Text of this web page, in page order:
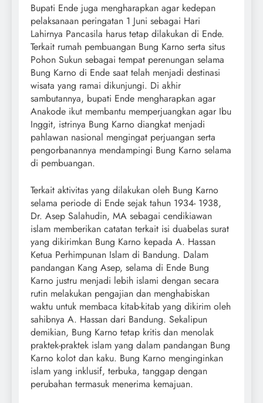
Bupati Ende juga mengharapkan agar kedepan
pelaksanaan peringatan 1 Juni sebagai Hari
Lahirnya Pancasila harus tetap dilakukan di Ende.
Terkait rumah pembuangan Bung Karno serta situs
Pohon Sukun sebagai tempat perenungan selama
Bung Karno di Ende saat telah menjadi destinasi
wisata yang ramai dikunjungi. Di akhir
sambutannya, bupati Ende mengharapkan agar
Anakode ikut membantu memperjuangkan agar Ibu
Inggit, istrinya Bung Karno diangkat menjadi
pahlawan nasional mengingat perjuangan serta
pengorbanannya mendampingi Bung Karno selama
di pembuangan.
Terkait aktivitas yang dilakukan oleh Bung Karno
selama periode di Ende sejak tahun 1934- 1938,
Dr. Asep Salahudin, MA sebagai cendikiawan
islam memberikan catatan terkait isi duabelas surat
yang dikirimkan Bung Karno kepada A. Hassan
Ketua Perhimpunan Islam di Bandung. Dalam
pandangan Kang Asep, selama di Ende Bung
Karno justru menjadi lebih islami dengan secara
rutin melakukan pengajian dan menghabiskan
waktu untuk membaca kitab-kitab yang dikirim oleh
sahibnya A. Hassan dari Bandung. Sekalipun
demikian, Bung Karno tetap kritis dan menolak
praktek-praktek islam yang dalam pandangan Bung
Karno kolot dan kaku. Bung Karno menginginkan
islam yang inklusif, terbuka, tanggap dengan
perubahan termasuk menerima kemajuan.